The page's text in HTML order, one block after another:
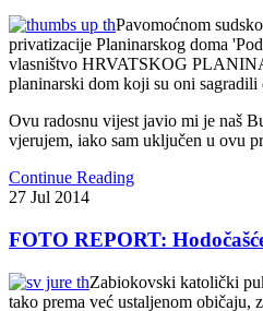
Pavomoćnom
privatizacije Planinarskog doma
vlasništvo HRVATSKOG
planinarski dom koji su oni sagradili
Ovu radosnu vijest javio mi je naš
vjerujem, iako sam uključen u ovu
Continue Reading
27 Jul 2014
FOTO REPORT:
Zabiokovski katolički
tako prema već ustaljenom običaju,